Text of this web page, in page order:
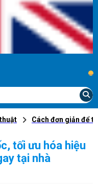
...
Cách đơn giản để
tối ưu hóa hiệu
tại nhà